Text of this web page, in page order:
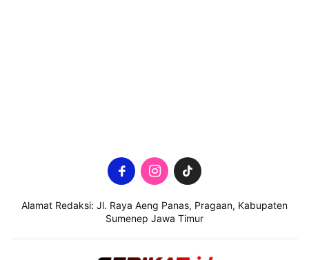
Alamat Redaksi: Jl. Raya Aeng Panas, Pragaan, Kabupaten
Sumenep Jawa Timur